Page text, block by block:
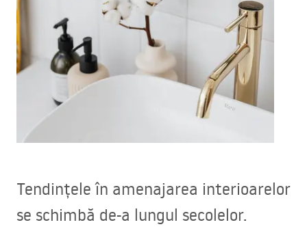
Tendințele în amenajarea interioarelor
se schimbă de-a lungul secolelor.